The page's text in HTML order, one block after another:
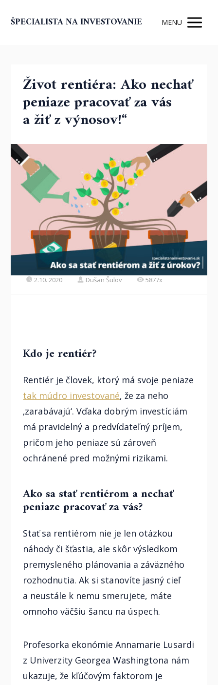
ŠPECIALISTA NA INVESTOVANIE MENU
Život rentiéra: Ako nechať
peniaze pracovať za vás
a žiť z výnosov!“
2.10. 2020 Dušan Šulov 5877x
Kdo je rentiér?
Rentiér je človek, ktorý má svoje peniaze
tak múdro investované, že za neho
‚zarabávajú‘. Vďaka dobrým investíciám
má pravidelný a predvídateľný príjem,
pričom jeho peniaze sú zároveň
ochránené pred možnými rizikami.
Ako sa stať rentiérom a nechať
peniaze pracovať za vás?
Stať sa rentiérom nie je len otázkou
náhody či šťastia, ale skôr výsledkom
premysleného plánovania a záväzného
rozhodnutia. Ak si stanovíte jasný cieľ
a neustále k nemu smerujete, máte
omnoho väčšiu šancu na úspech.
Profesorka ekonómie Annamarie Lusardi
z Univerzity Georgea Washingtona nám
ukazuje, že kľúčovým faktorom je